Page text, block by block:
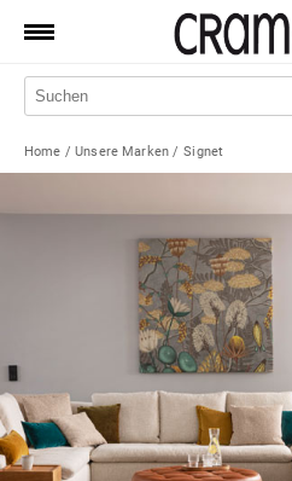
Produkte
Manufaktur
Aktionen
Service
Jobs
Home / Unsere Marken / Signet